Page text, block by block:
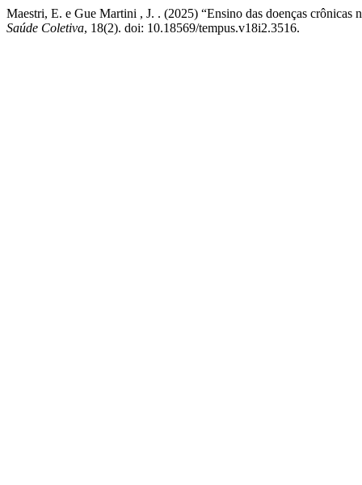
Maestri, E. e Gue Martini , J. . (2025) “Ensino das doenças crônicas
Saúde Coletiva, 18(2). doi: 10.18569/tempus.v18i2.3516.